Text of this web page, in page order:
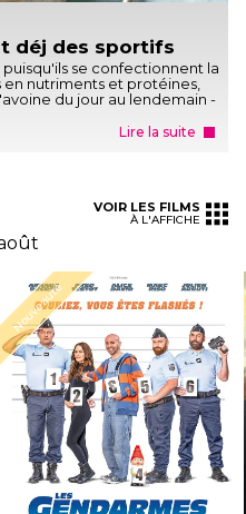
déj des sportifs
se confectionnent la
en nutriments et protéines,
du jour au lendemain -
Lire la suite
VOIR LES FILMS
À L'AFFICHE
Nouveauté